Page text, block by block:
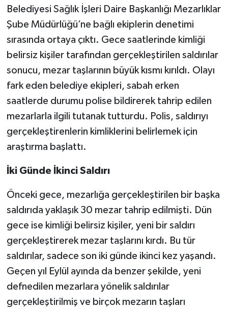
Belediyesi Sağlık İşleri Daire Başkanlığı Mezarlıklar
Şube Müdürlüğü’ne bağlı ekiplerin denetimi
sırasında ortaya çıktı. Gece saatlerinde kimliği
belirsiz kişiler tarafından gerçekleştirilen saldırılar
sonucu, mezar taşlarının büyük kısmı kırıldı. Olayı
fark eden belediye ekipleri, sabah erken
saatlerde durumu polise bildirerek tahrip edilen
mezarlarla ilgili tutanak tutturdu. Polis, saldırıyı
gerçekleştirenlerin kimliklerini belirlemek için
araştırma başlattı.
İki Günde İkinci Saldırı
Önceki gece, mezarlığa gerçekleştirilen bir başka
saldırıda yaklaşık 30 mezar tahrip edilmişti. Dün
gece ise kimliği belirsiz kişiler, yeni bir saldırı
gerçekleştirerek mezar taşlarını kırdı. Bu tür
saldırılar, sadece son iki günde ikinci kez yaşandı.
Geçen yıl Eylül ayında da benzer şekilde, yeni
defnedilen mezarlara yönelik saldırılar
gerçekleştirilmiş ve birçok mezarın taşları